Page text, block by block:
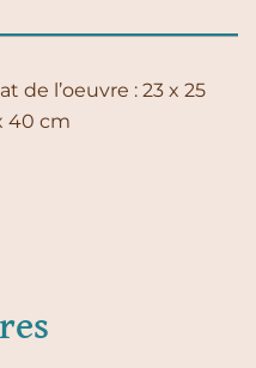
de l’oeuvre : 23 x 25
40 cm